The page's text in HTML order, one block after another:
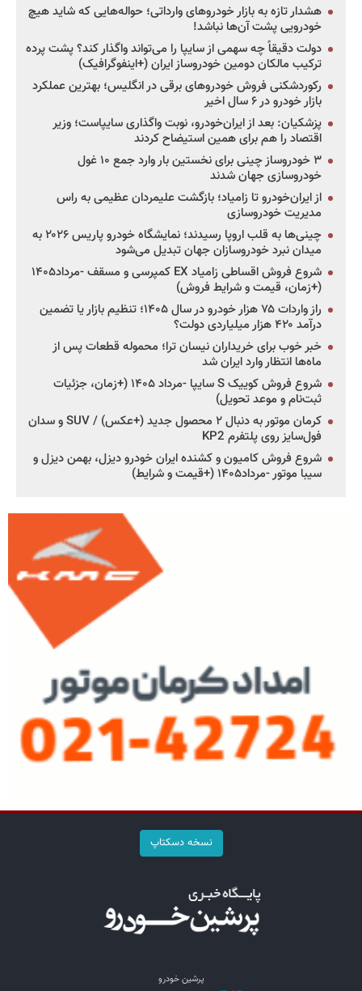
هشدار تازه به بازار خودروهای وارداتی؛ حواله‌هایی که شاید هیچ
خودرویی پشت آن‌ها نباشد!
دولت دقیقاً چه سهمی از سایپا را می‌تواند واگذار کند؟ پشت پرده
ترکیب مالکان دومین خودروساز ایران (+اینفوگرافیک)
رکوردشکنی فروش خودروهای برقی در انگلیس؛ بهترین عملکرد
بازار خودرو در ۶ سال اخیر
پزشکیان: بعد از ایران‌خودرو، نوبت واگذاری سایپاست؛ وزیر
اقتصاد را هم برای همین استیضاح کردند
۳ خودروساز چینی برای نخستین بار وارد جمع ۱۰ غول
خودروسازی جهان شدند
از ایران‌خودرو تا زامیاد؛ بازگشت علیمردان عظیمی به راس
مدیریت خودروسازی
چینی‌ها به قلب اروپا رسیدند؛ نمایشگاه خودرو پاریس ۲۰۲۶ به
میدان نبرد خودروسازان جهان تبدیل می‌شود
شروع فروش اقساطی زامیاد EX کمپرسی و مسقف -مرداد۱۴۰۵
(+زمان، قیمت و شرایط فروش)
راز واردات ۷۵ هزار خودرو در سال ۱۴۰۵؛ تنظیم بازار یا تضمین
درآمد ۴۲۰ هزار میلیاردی دولت؟
خبر خوب برای خریداران نیسان ترا؛ محموله قطعات پس از
ماه‌ها انتظار وارد ایران شد
شروع فروش کوییک S سایپا -مرداد ۱۴۰۵ (+زمان، جزئیات
ثبت‌نام و موعد تحویل)
کرمان موتور به دنبال ۲ محصول جدید (+عکس) / SUV و سدان
فول‌سایز روی پلتفرم KP2
شروع فروش کامیون و کشنده ایران خودرو دیزل، بهمن دیزل و
سیبا موتور -مرداد۱۴۰۵ (+قیمت و شرایط)
نسخه دسکتاپ
پرشین خودرو